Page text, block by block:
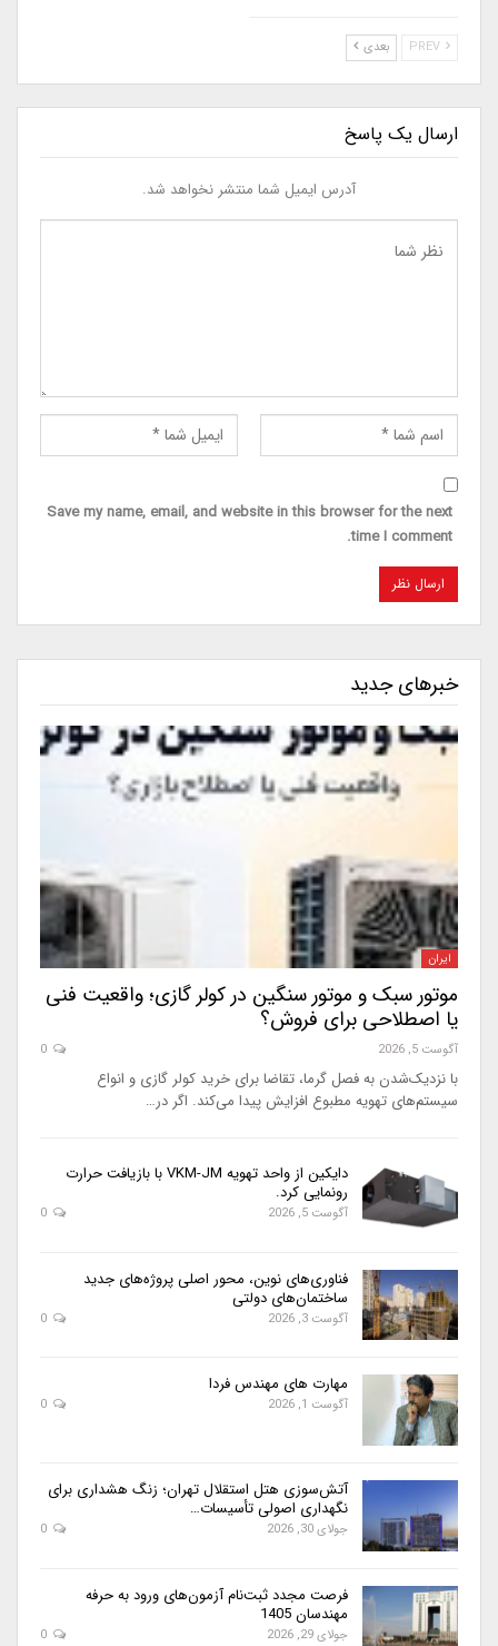
بعدی
ارسال یک پاسخ
آدرس ایمیل شما منتشر نخواهد شد.
Save my name, email, and website in this browser for the next
time I comment.
خبرهای جدید
ایران
موتور سبک و موتور سنگین در کولر گازی؛ واقعیت فنی
یا اصطلاحی برای فروش؟
آگوست 5, 2026
با نزدیک‌شدن به فصل گرما، تقاضا برای خرید کولر گازی و انواع
سیستم‌های تهویه مطبوع افزایش پیدا می‌کند. اگر در…
دایکین از واحد تهویه VKM-JM با بازیافت حرارت
رونمایی کرد.
آگوست 5, 2026
فناوری‌های نوین، محور اصلی پروژه‌های جدید
ساختمان‌های دولتی
آگوست 3, 2026
مهارت های مهندس فردا
آگوست 1, 2026
آتش‌سوزی هتل استقلال تهران؛ زنگ هشداری برای
نگهداری اصولی تأسیسات…
جولای 30, 2026
فرصت مجدد ثبت‌نام آزمون‌های ورود به حرفه
مهندسان 1405
جولای 29, 2026